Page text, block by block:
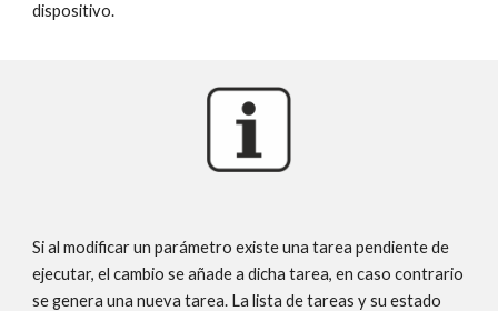
dispositivo.
Si al modificar un parámetro existe una tarea pendiente de
ejecutar, el cambio se añade a dicha tarea, en caso contrario
se genera una nueva tarea. La lista de tareas y su estado